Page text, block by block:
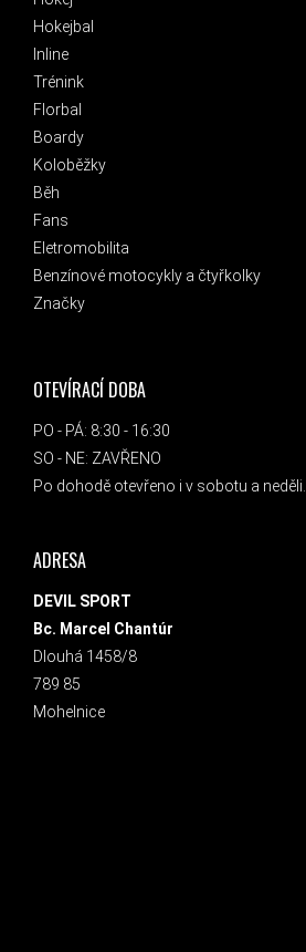
Hokejbal
Inline
Trénink
Florbal
Boardy
Koloběžky
Běh
Fans
Eletromobilita
Benzínové motocykly a čtyřkolky
Značky
OTEVÍRACÍ DOBA
PO - PÁ: 8:30 - 16:30
SO - NE: ZAVŘENO
Po dohodě otevřeno i v sobotu a neděli.
ADRESA
DEVIL SPORT
Bc. Marcel Chantúr
Dlouhá 1458/8
789 85
Mohelnice